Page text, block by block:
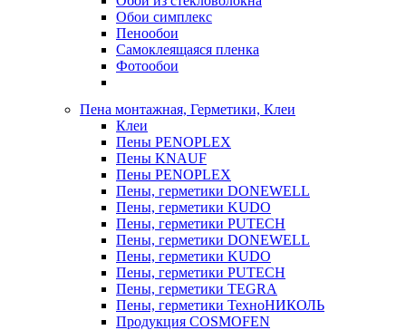
Обои симплекс
Пенообои
Самоклеящаяся пленка
Фотообои
Пена монтажная, Герметики, Клеи
Клеи
Пены PENOPLEX
Пены KNAUF
Пены PENOPLEX
Пены, герметики DONEWELL
Пены, герметики KUDO
Пены, герметики PUTECH
Пены, герметики DONEWELL
Пены, герметики KUDO
Пены, герметики PUTECH
Пены, герметики TEGRA
Пены, герметики ТехноНИКОЛЬ
Продукция COSMOFEN